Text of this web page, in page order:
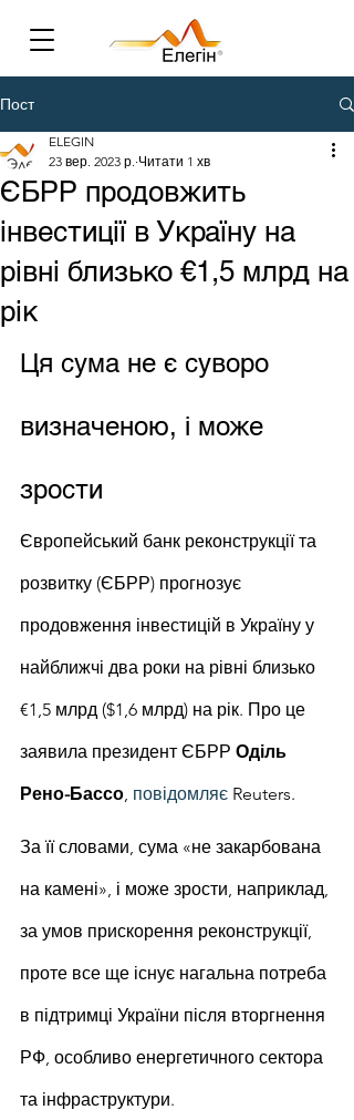
Пост
ЄБРР продовжить
інвестиції в Україну на
рівні близько €1,5 млрд на
рік
ELEGIN
23 вер. 2023 р. Читати 1 хв
Ця сума не є суворо
визначеною, і може
зрости
Європейський банк реконструкції та
розвитку (ЄБРР) прогнозує
продовження інвестицій в Україну у
найближчі два роки на рівні близько
€1,5 млрд ($1,6 млрд) на рік. Про це
заявила президент ЄБРР Оділь
Рено-Бассо, повідомляє Reuters.
За її словами, сума «не закарбована
на камені», і може зрости, наприклад,
за умов прискорення реконструкції,
проте все ще існує нагальна потреба
в підтримці України після вторгнення
РФ, особливо енергетичного сектора
та інфраструктури.